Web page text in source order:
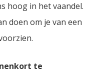
hoog in het vaandel.
doen om je van een
te